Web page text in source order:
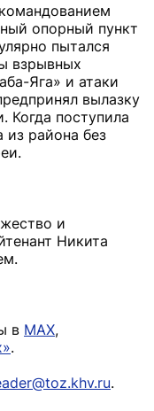
опорный пункт
пытался
взрывных
Яга» и атаки
вылазку
Когда поступила
из района без
и
Никита
в MAX,
.
.